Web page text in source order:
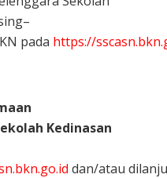
pada https://
Kedinasan
dan/atau